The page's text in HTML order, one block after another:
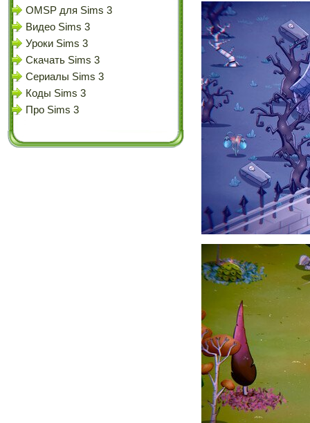
OMSP для Sims 3
Видео Sims 3
Уроки Sims 3
Скачать Sims 3
Сериалы Sims 3
Коды Sims 3
Про Sims 3